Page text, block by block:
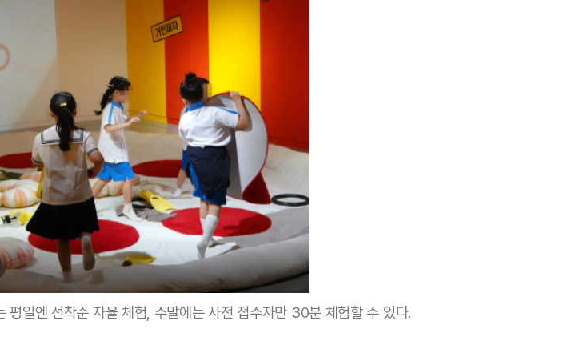
평일엔 선착순 자율 체험, 주말에는 사전 접수자만 30분 체험할 수 있다.